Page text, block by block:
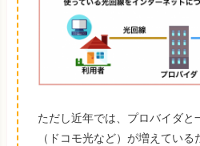
ただし近年では、プロバイダと
（ドコモ光など）が増えてい